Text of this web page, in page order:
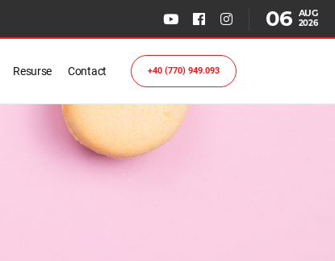
06 AUG
2026
Resurse Contact +40 (770) 949.093